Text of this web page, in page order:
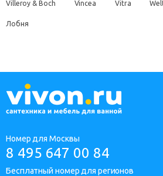
Villeroy & Boch Vincea Vitra
Лобня
Номер для Москвы
8 495 647 00 84
Бесплатный номер для регионов